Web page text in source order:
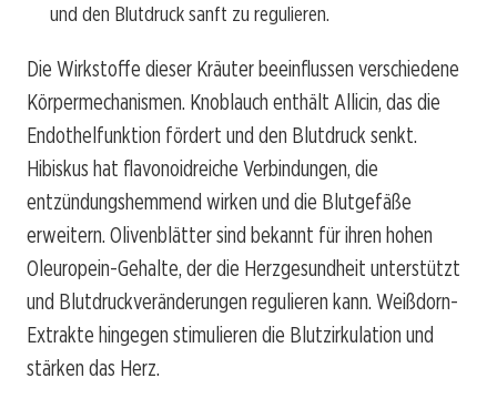
und den Blutdruck sanft zu regulieren.
Die Wirkstoffe dieser Kräuter beeinflussen verschiedene
Körpermechanismen. Knoblauch enthält Allicin, das die
Endothelfunktion fördert und den Blutdruck senkt.
Hibiskus hat flavonoidreiche Verbindungen, die
entzündungshemmend wirken und die Blutgefäße
erweitern. Olivenblätter sind bekannt für ihren hohen
Oleuropein-Gehalte, der die Herzgesundheit unterstützt
und Blutdruckveränderungen regulieren kann. Weißdorn-
Extrakte hingegen stimulieren die Blutzirkulation und
stärken das Herz.